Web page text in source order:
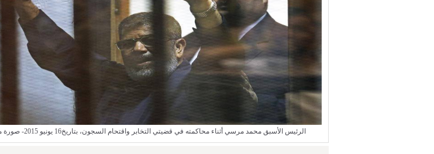
الرئيس الأسبق محمد مرسي أثناء محاكمته في قضيتي التخابر واقتحام السجون، بتاريخ16 يونيو 2015- صورة من رويترز